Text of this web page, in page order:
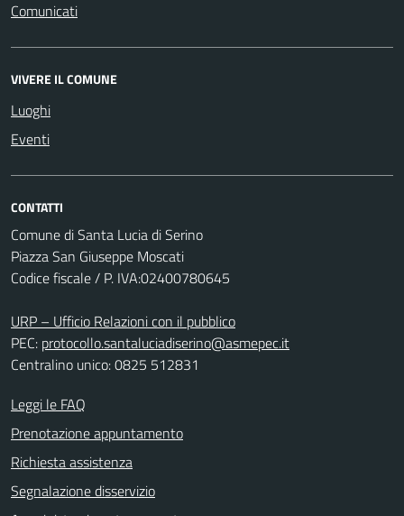
Comunicati
VIVERE IL COMUNE
Luoghi
Eventi
CONTATTI
Comune di Santa Lucia di Serino
Piazza San Giuseppe Moscati
Codice fiscale / P. IVA:02400780645
URP – Ufficio Relazioni con il pubblico
PEC: protocollo.santaluciadiserino@asmepec.it
Centralino unico: 0825 512831
Leggi le FAQ
Prenotazione appuntamento
Richiesta assistenza
Segnalazione disservizio